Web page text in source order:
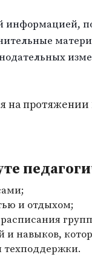
информацией,
на
и отдыхом;
навыков,
техподдержки.